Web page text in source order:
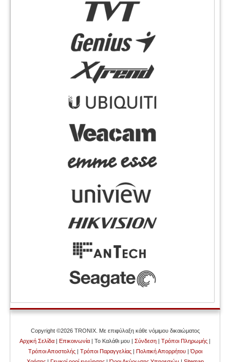
Copyright ©2026 TRONIX. Με επιφύλαξη κάθε νόμιμου δικαιώματος
Αρχική Σελίδα | Επικοινωνία | Το Καλάθι μου | Σύνδεση | Τρόποι Πληρωμής |
Τρόποι Αποστολής| Τρόποι Παραγγελίας| Πολιτική Απορρήτου|Όροι